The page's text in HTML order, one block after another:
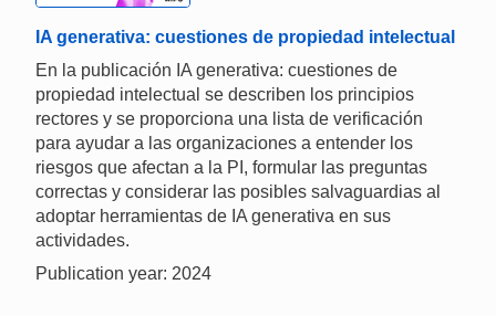
IA generativa: cuestiones de propiedad intelectual
En la publicación IA generativa: cuestiones de
propiedad intelectual se describen los principios
rectores y se proporciona una lista de verificación
para ayudar a las organizaciones a entender los
riesgos que afectan a la PI, formular las preguntas
correctas y considerar las posibles salvaguardias al
adoptar herramientas de IA generativa en sus
actividades.
Publication year: 2024